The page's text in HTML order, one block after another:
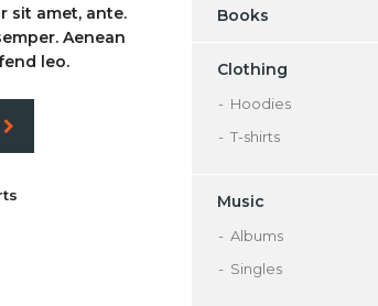
sit amet, ante.
Aenean
leo.
Books
Clothing
Hoodies
T-shirts
Music
Albums
Singles